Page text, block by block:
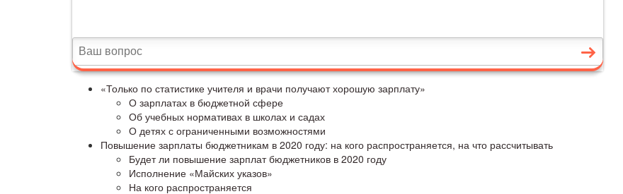
«Только по статистике учителя и врачи получают хорошую зарплату»
О зарплатах в бюджетной сфере
Об учебных нормативах в школах и садах
О детях с ограниченными возможностями
Повышение зарплаты бюджетникам в 2020 году: на кого распространяется, на что рассчитывать
Будет ли повышение зарплат бюджетников в 2020 году
Исполнение «Майских указов»
На кого распространяется